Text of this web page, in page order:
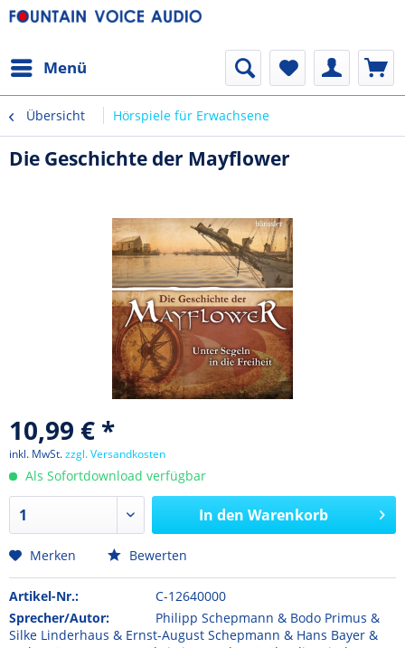
Menü
Übersicht Hörspiele für Erwachsene
Die Geschichte der Mayflower
10,99 € *
inkl. MwSt.zzgl. Versandkosten
Als Sofortdownload verfügbar
In den Warenkorb
Merken Bewerten
Artikel-Nr.:
C-12640000
Sprecher/Autor:
Philipp Schepmann & Bodo Primus &
Silke Linderhaus & Ernst-August Schepmann & Hans Bayer &